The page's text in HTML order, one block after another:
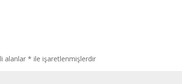
alanlar * ile işaretlenmişlerdir